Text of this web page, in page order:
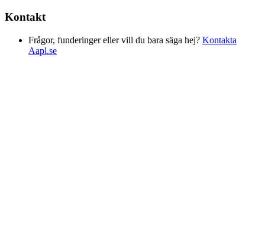
Kontakt
Frågor, funderinger eller vill du bara säga hej? Kontakta
Aapl.se